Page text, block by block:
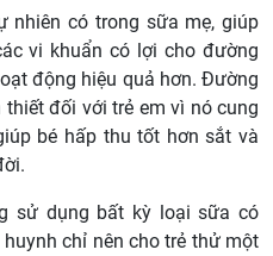
nhiên có trong sữa mẹ, giúp
vi khuẩn có lợi cho đường
động hiệu quả hơn. Đường
đối với trẻ em vì nó cung
bé hấp thu tốt hơn sắt và
sử dụng bất kỳ loại sữa có
chỉ nên cho trẻ thử một